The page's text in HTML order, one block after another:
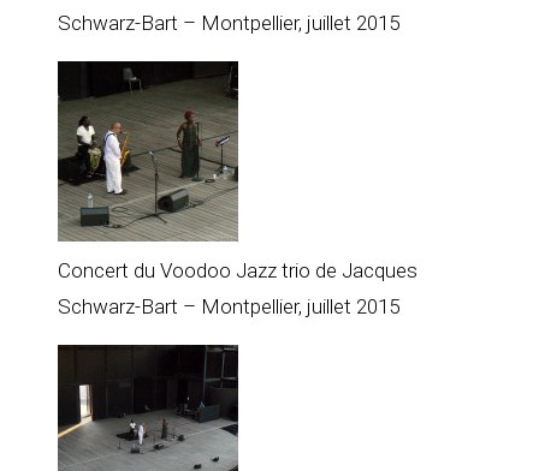
Schwarz-Bart – Montpellier, juillet 2015
Concert du Voodoo Jazz trio de Jacques
Schwarz-Bart – Montpellier, juillet 2015